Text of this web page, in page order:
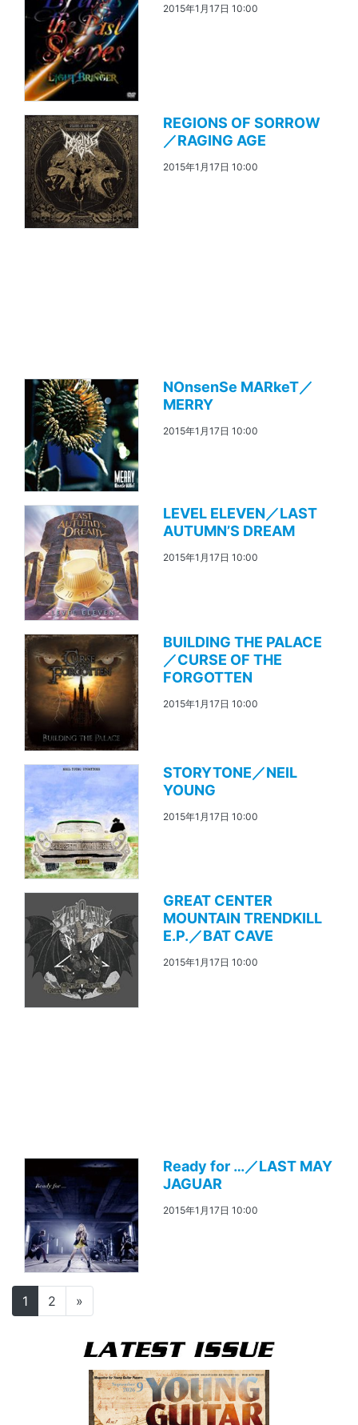
2015年1月17日 10:00
REGIONS OF SORROW
／RAGING AGE
2015年1月17日 10:00
NOnsenSe MARkeT／
MERRY
2015年1月17日 10:00
LEVEL ELEVEN／LAST
AUTUMN’S DREAM
2015年1月17日 10:00
BUILDING THE PALACE
／CURSE OF THE
FORGOTTEN
2015年1月17日 10:00
STORYTONE／NEIL
YOUNG
2015年1月17日 10:00
GREAT CENTER
MOUNTAIN TRENDKILL
E.P.／BAT CAVE
2015年1月17日 10:00
Ready for …／LAST MAY
JAGUAR
2015年1月17日 10:00
投稿ナビゲーション
1 2 »